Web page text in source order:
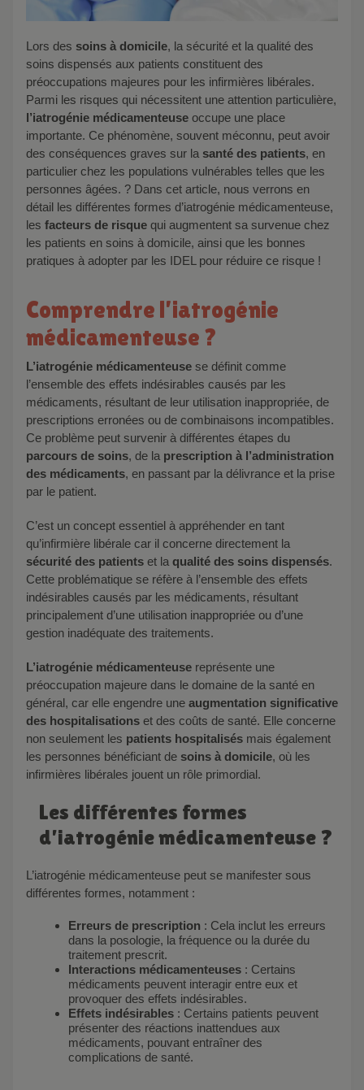
Lors des soins à domicile, la sécurité et la qualité des
soins dispensés aux patients constituent des
préoccupations majeures pour les infirmières libérales.
Parmi les risques qui nécessitent une attention particulière,
l’iatrogénie médicamenteuse occupe une place
importante. Ce phénomène, souvent méconnu, peut avoir
des conséquences graves sur lasanté des patients, en
particulier chez les populations vulnérables telles que les
personnes âgées. ? Dans cet article, nous verrons en
détail les différentes formes d’iatrogénie médicamenteuse,
les facteurs de risque qui augmentent sa survenue chez
les patients en soins à domicile, ainsi que les bonnes
pratiques à adopter par les IDEL pour réduire ce risque !
Comprendre l’iatrogénie
médicamenteuse ?
L’iatrogénie médicamenteuse se définit comme
l’ensemble des effets indésirables causés par les
médicaments, résultant de leur utilisation inappropriée, de
prescriptions erronées ou de combinaisons incompatibles.
Ce problème peut survenir à différentes étapes du
parcours de soins, de laprescription à l’administration
des médicaments, en passant par la délivrance et la prise
par le patient.
C’est un concept essentiel à appréhender en tant
qu’infirmière libérale car il concerne directement la
sécurité des patients et laqualité des soins dispensés.
Cette problématique se réfère à l’ensemble des effets
indésirables causés par les médicaments, résultant
principalement d’une utilisation inappropriée ou d’une
gestion inadéquate des traitements.
L’iatrogénie médicamenteuse représente une
préoccupation majeure dans le domaine de la santé en
général, car elle engendre une augmentation significative
des hospitalisations et des coûts de santé. Elle concerne
non seulement les patients hospitalisés mais également
les personnes bénéficiant de soins à domicile, où les
infirmières libérales jouent un rôle primordial.
Les différentes formes
d’iatrogénie médicamenteuse ?
L’iatrogénie médicamenteuse peut se manifester sous
différentes formes, notamment :
Erreurs de prescription : Cela inclut les erreurs
dans la posologie, la fréquence ou la durée du
traitement prescrit.
Interactions médicamenteuses : Certains
médicaments peuvent interagir entre eux et
provoquer des effets indésirables.
Effets indésirables : Certains patients peuvent
présenter des réactions inattendues aux
médicaments, pouvant entraîner des
complications de santé.